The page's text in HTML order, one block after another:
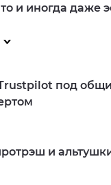
и иногда даже
под
и